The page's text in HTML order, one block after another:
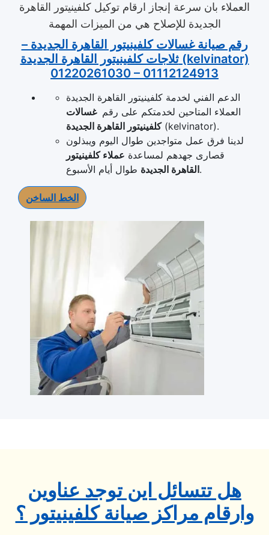
العملاء بان سرعة إنجاز ارقام توكيل كلفينيتور القاهرة
الجديدة للإصلاح هي من الميزات المهمة
رقم صيانة غسالات كلفينيتور القاهرة الجديدة –
ثلاجات كلفينيتور القاهرة الجديدة (kelvinator)
01220261030 – 01112124913
الدعم الفني لخدمة كلفينيتور القاهرة الجديدة
العملاء المتاحين لخدمتكم على رقم غسالات
كلفينيتور القاهرة الجديدة(kelvinator).
لدينا فرق عمل متواجدين طوال اليوم ويبذلون
قصارى جهدهم لمساعدة عملاء كلفينيتور
القاهرة الجديدةطوال أيام الأسبوع.
الخط الساخن
هل تتسائل اين توجد عناوين
وارقام مراكز صيانة كلفينيتور ؟